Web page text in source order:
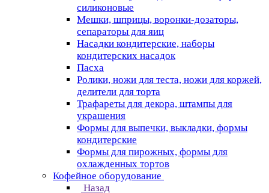
силиконовые
Мешки, шприцы, воронки-дозаторы,
сепараторы для яиц
Насадки кондитерские, наборы
кондитерских насадок
Пасха
Ролики, ножи для теста, ножи для коржей,
делители для торта
Трафареты для декора, штампы для
украшения
Формы для выпечки, выкладки, формы
кондитерские
Формы для пирожных, формы для
охлажденных тортов
Кофейное оборудование
Назад